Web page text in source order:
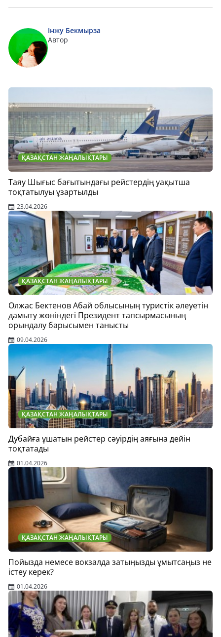
Інжу Бекмырза
Автор
ҚАЗАҚСТАН ЖАҢАЛЫҚТАРЫ
Таяу Шығыс бағытындағы рейстердің уақытша
тоқтатылуы ұзартылды
23.04.2026
ҚАЗАҚСТАН ЖАҢАЛЫҚТАРЫ
Олжас Бектенов Абай облысының туристік әлеуетін
дамыту жөніндегі Президент тапсырмасының
орындалу барысымен танысты
09.04.2026
ҚАЗАҚСТАН ЖАҢАЛЫҚТАРЫ
Дубайға ұшатын рейстер сәуірдің аяғына дейін
тоқтатады
01.04.2026
ҚАЗАҚСТАН ЖАҢАЛЫҚТАРЫ
Пойызда немесе вокзалда затыңызды ұмытсаңыз не
істеу керек?
01.04.2026